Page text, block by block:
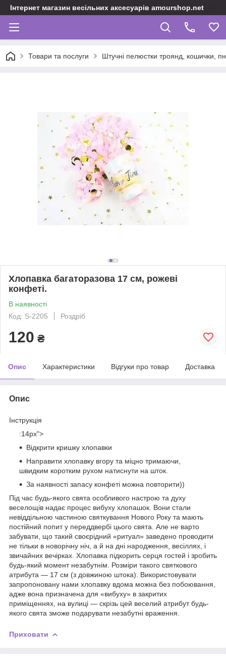
Інтернет магазин весільних аксесуарів amourshop.net
Товари та послуги Штучні пелюстки троянд, кошички,
Хлопавка багаторазова 17 см, рожеві
конфеті.
В наявності
Код: S-2205
Роздріб
120 ₴
Опис Характеристики Відгуки про товар Доставка
Опис
Інструкція
:14px">
Відкрити кришку хлопавки
Направити хлопавку вгору та міцно тримаючи,
швидким коротким рухом натиснути на шток.
За наявності запасу конфеті можна повторити))
Під час будь-якого свята особливого настрою та духу
веселощів надає процес вибуху хлопашок. Вони стали
невіддільною частиною святкування Нового Року та мають
постійний попит у переддвербі цього свята. Але не варто
забувати, що такий своєрідний «ритуал» заведено проводити
не тільки в новорічну ніч, а й на дні народження, весіллях, і
звичайних вечірках. Хлопавка підкорить серця гостей і зробить
будь-який момент незабутнім. Розміри такого святкового
атрибута — 17 см (з довжиною штока). Використовувати
запропоновану нами хлопавку вдома можна без побоювання,
адже вона призначена для «вибуху» в закритих
приміщеннях, на вулиці — скрізь цей веселий атрибут будь-
якого свята зможе подарувати незабутні враження.
Приховати